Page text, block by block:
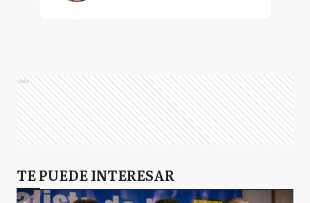
Ads
TE PUEDE INTERESAR